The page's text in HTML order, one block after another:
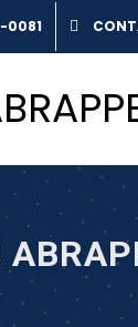
0081